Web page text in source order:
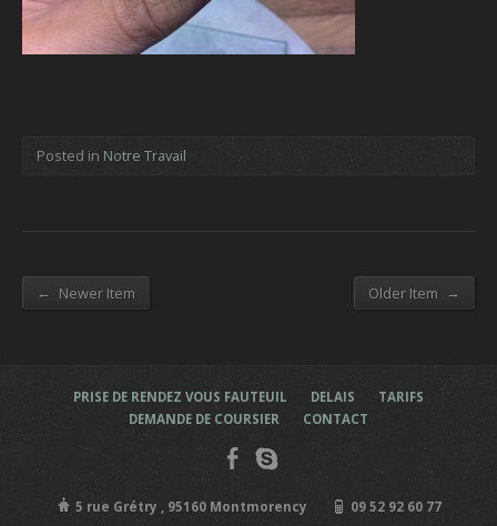
Posted in Notre Travail
← Newer Item Older Item →
PRISE DE RENDEZ VOUS FAUTEUIL DELAIS
TARIFS
DEMANDE DE COURSIER
CONTACT
5 rue Grétry , 95160 Montmorency 09 52 92 60 77